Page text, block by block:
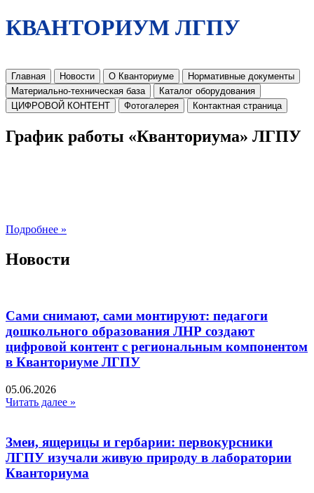
КВАНТОРИУМ ЛГПУ
Главная Новости О Кванториуме
Нормативные документы
Материально-техническая база
Каталог оборудования
ЦИФРОВОЙ КОНТЕНТ
Фотогалерея Контактная страница
График работы «Кванториума» ЛГПУ
Подробнее »
Новости
Сами снимают, сами монтируют: педагоги
дошкольного образования ЛНР создают
цифровой контент с региональным компонентом
в Кванториуме ЛГПУ​
05.06.2026
Читать далее »
Змеи, ящерицы и гербарии: первокурсники
ЛГПУ изучали живую природу в лаборатории
Кванториума